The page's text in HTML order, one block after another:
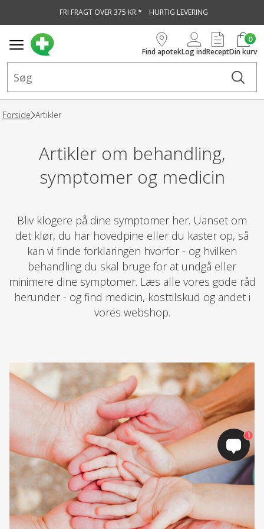
FRI FRAGT OVER 375 KR.* HURTIG LEVERING
Find apotekLog indRecept
0
Din kurv
Forside Artikler
Artikler om behandling,
symptomer og medicin
Bliv klogere på dine symptomer her. Uanset om
det klør, du har hovedpine eller du kaster op, så
kan vi finde forklaringen hvorfor - og hvilken
behandling du skal bruge for at undgå eller
minimere dine symptomer. Læs alle vores gode råd
herunder - og find medicin, kosttilskud og andet i
vores webshop.
1